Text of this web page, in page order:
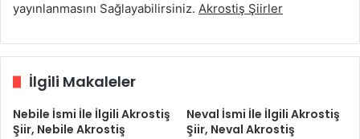
yayınlanmasını Sağlayabilirsiniz. Akrostiş Şiirler
İlgili Makaleler
Nebile İsmi İle İlgili Akrostiş
Şiir, Nebile Akrostiş
Neval İsmi İle İlgili Akrostiş
Şiir, Neval Akrostiş